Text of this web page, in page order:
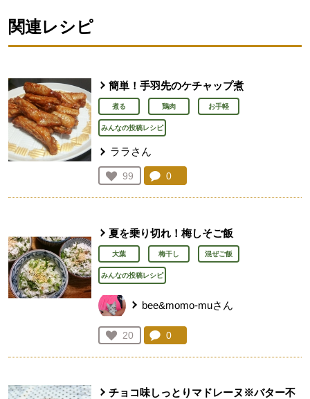
関連レシピ
簡単！手羽先のケチャップ煮
煮る 鶏肉 お手軽
みんなの投稿レシピ
ララさん
お気に入り登録：
99
人が登録
コメント：
0
夏を乗り切れ！梅しそご飯
大葉 梅干し 混ぜご飯
みんなの投稿レシピ
bee&momo-muさん
お気に入り登録：
20
人が登録
コメント：
0
チョコ味しっとりマドレーヌ※バター不